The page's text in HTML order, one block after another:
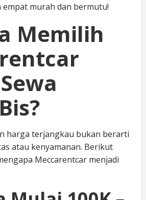
murah dan bermutu!
Memilih
harga terjangkau bukan berarti
atau kenyamanan. Berikut
Meccarentcar menjadi